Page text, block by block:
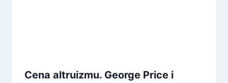
Cena altruizmu. George Price i